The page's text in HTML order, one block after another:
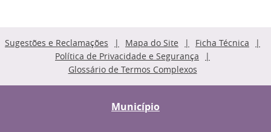
Sugestões e Reclamações Mapa do Site
Ficha Técnica
Política de Privacidade e Segurança
Glossário de Termos Complexos
Município